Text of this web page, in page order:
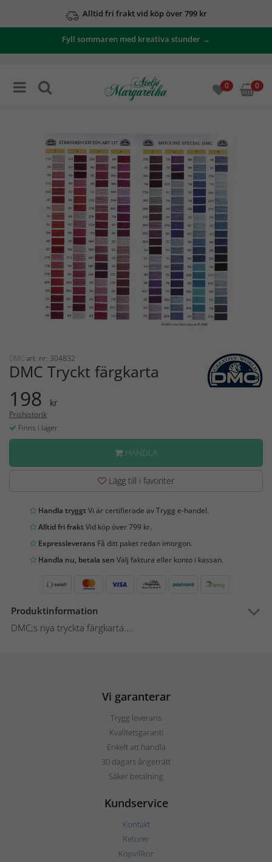
Alltid fri frakt vid köp över 799 kr
Fyll sommaren med kreativa stunder →
0 0
DMCart. nr: 304832
DMC Tryckt färgkarta
198 kr
Prishistorik
Finns i lager
HANDLA
Lägg till i favoriter
Handla tryggtVi är certifierade av Trygg e-handel.
Alltid fri fraktVid köp över 799 kr.
Expressleverans Få ditt paket redan imorgon.
Handla nu, betala sen Välj faktura eller konto i kassan.
Produktinformation
DMC;s nya tryckta färgkarta....
Vi garanterar
Trygg leverans
Kvalitetsgaranti
Enkelt att handla
30 dagars ångerrätt
Säker betalning
Kundservice
Kontakt
Returer
Köpvillkor